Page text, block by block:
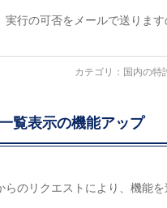
行の可否をメールで送りま
カテゴリ： 国内の特
覧表示の機能アップ
のリクエストにより、機能